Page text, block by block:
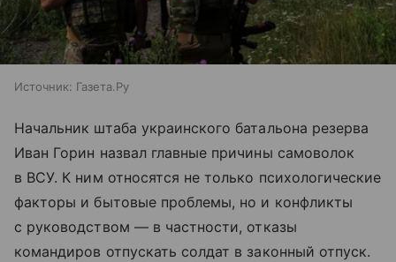
Источник: Газета.Ру
Начальник штаба украинского батальона резерва
Иван Горин назвал главные причины самоволок
в ВСУ. К ним относятся не только психологические
факторы и бытовые проблемы, но и конфликты
с руководством — в частности, отказы
командиров отпускать солдат в законный отпуск.